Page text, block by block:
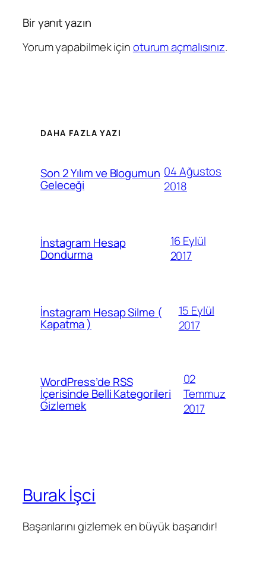
Bir yanıt yazın
Yorum yapabilmek içinoturum açmalısınız.
DAHA FAZLA YAZI
Son 2 Yılım ve Blogumun
Geleceği
04 Ağustos
2018
İnstagram Hesap
Dondurma
16 Eylül
2017
İnstagram Hesap Silme (
Kapatma )
15 Eylül
2017
WordPress’de RSS
İçerisinde Belli Kategorileri
Gizlemek
02
Temmuz
2017
Burak İşci
Başarılarını gizlemek en büyük başarıdır!